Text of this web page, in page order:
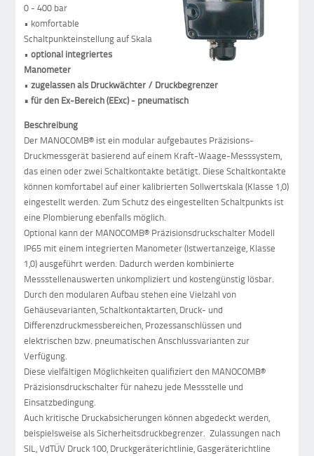
0 - 400 bar
• komfortable
Schaltpunkteinstellung auf Skala
•optional integriertes
Manometer
•zugelassen als Druckwächter / Druckbegrenzer
• für den Ex-Bereich (EExc) - pneumatisch
Beschreibung
Der MANOCOMB® ist ein modular aufgebautes Präzisions-
Druckmessgerät basierend auf einem Kraft-Waage-Messsystem,
das einen oder zwei Schaltkontakte betätigt. Diese Schaltkontakte
können komfortabel auf einer kalibrierten Sollwertskala (Klasse 1,0)
eingestellt werden. Zum Schutz des eingestellten Schaltpunkts ist
eine Plombierung ebenfalls möglich.
Optional kann der MANOCOMB® Präzisionsdruckschalter Modell
IP65 mit einem integrierten Manometer (Istwertanzeige, Klasse
1,0) ausgeführt werden. Dadurch werden kombinierte
Messstellenauswerten unkompliziert und kostengünstig lösbar.
Durch den modularen Aufbau stehen eine Vielzahl von
Gehäusevarianten, Schaltkontaktarten, Druck- und
Differenzdruckmessbereichen, Prozessanschlüssen und
elektrischen bzw. pneumatischen Anschlussvarianten zur
Verfügung.
Diese vielfältigen Möglichkeiten qualifiziert den MANOCOMB®
Präzisionsdruckschalter für nahezu jede Messstelle und
Einsatzbedingung.
Auch kritische Druckabsicherungen können abgedeckt werden,
beispielsweise als Sicherheitsdruckbegrenzer. Zulassungen nach
SIL, VdTÜV Druck 100, Druckgeräterichtlinie, Gasgeräterichtline